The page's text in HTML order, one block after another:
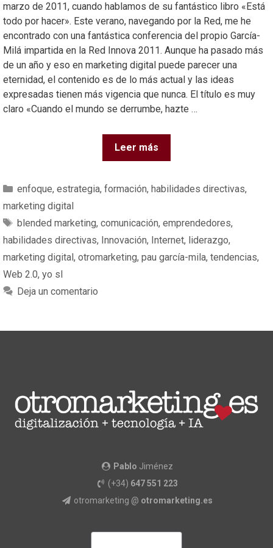
marzo de 2011, cuando hablamos de su fantástico libro «Está
todo por hacer». Este verano, navegando por la Red, me he
encontrado con una fantástica conferencia del propio García-
Milá impartida en la Red Innova 2011. Aunque ha pasado más
de un año y eso en marketing digital puede parecer una
eternidad, el contenido es de lo más actual y las ideas
expresadas tienen más vigencia que nunca. El título es muy
claro «Cuando el mundo se derrumbe, hazte …
Leer más
enfoque, estrategia, formación, habilidades directivas,
marketing digital
blended marketing, comunicación, emprendedores,
habilidades directivas, Innovación, Internet, liderazgo,
marketing digital, otromarketing, pau garcía-mila, tendencias,
Web 2.0, yo sl
Deja un comentario
Pablo Jiménez
(+34) 647 551 223
otromarketing @ otromarketing.es